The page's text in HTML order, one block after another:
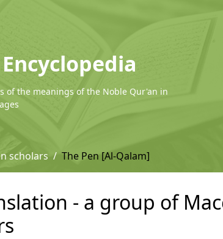
of the meanings of the Noble Qur'an in
scholars The Pen [Al-Qalam]
- a group of